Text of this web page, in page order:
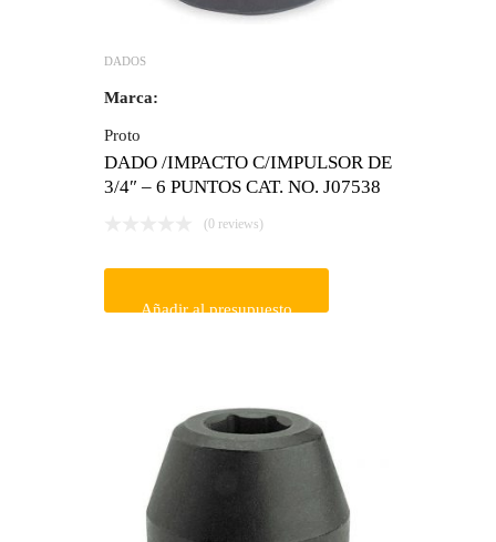
DADOS
Marca:
Proto
DADO /IMPACTO C/IMPULSOR DE
3/4″ – 6 PUNTOS CAT. NO. J07538
(0 reviews)
Añadir al presupuesto